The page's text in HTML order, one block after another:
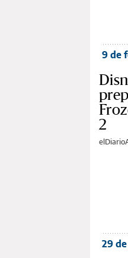
9 de
2
29